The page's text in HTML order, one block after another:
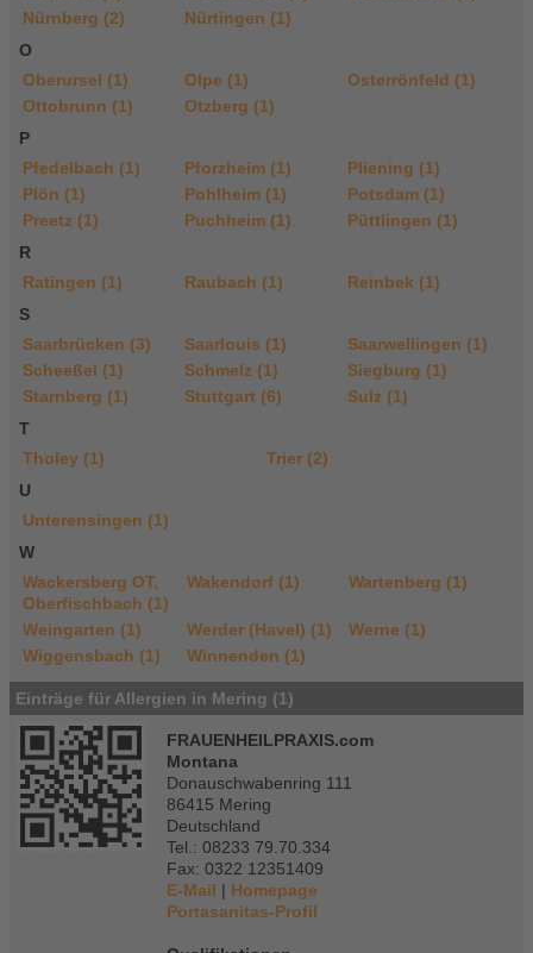
Nürnberg (2)
Nürtingen (1)
O
Oberursel (1)
Olpe (1)
Osterrönfeld (1)
Ottobrunn (1)
Otzberg (1)
P
Pfedelbach (1)
Pforzheim (1)
Pliening (1)
Plön (1)
Pohlheim (1)
Potsdam (1)
Preetz (1)
Puchheim (1)
Püttlingen (1)
R
Ratingen (1)
Raubach (1)
Reinbek (1)
S
Saarbrücken (3)
Saarlouis (1)
Saarwellingen (1)
Scheeßel (1)
Schmelz (1)
Siegburg (1)
Starnberg (1)
Stuttgart (6)
Sulz (1)
T
Tholey (1)
Trier (2)
U
Unterensingen (1)
W
Wackersberg OT,
Oberfischbach (1)
Wakendorf (1) Wartenberg (1)
Weingarten (1) Werder (Havel) (1)
Werne (1)
Wiggensbach (1)
Winnenden (1)
Einträge für Allergien in Mering (1)
FRAUENHEILPRAXIS.com
Montana
Donauschwabenring 111
86415 Mering
Deutschland
Tel.: 08233 79.70.334
Fax: 0322 12351409
E-Mail | Homepage
Portasanitas-Profil